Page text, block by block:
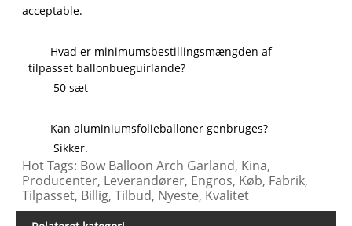
acceptable.
Hvad er minimumsbestillingsmængden af ​​
tilpasset ballonbueguirlande?
50 sæt
Kan aluminiumsfolieballoner genbruges?
Sikker.
Hot Tags: Bow Balloon Arch Garland, Kina,
Producenter, Leverandører, Engros, Køb, Fabrik,
Tilpasset, Billig, Tilbud, Nyeste, Kvalitet